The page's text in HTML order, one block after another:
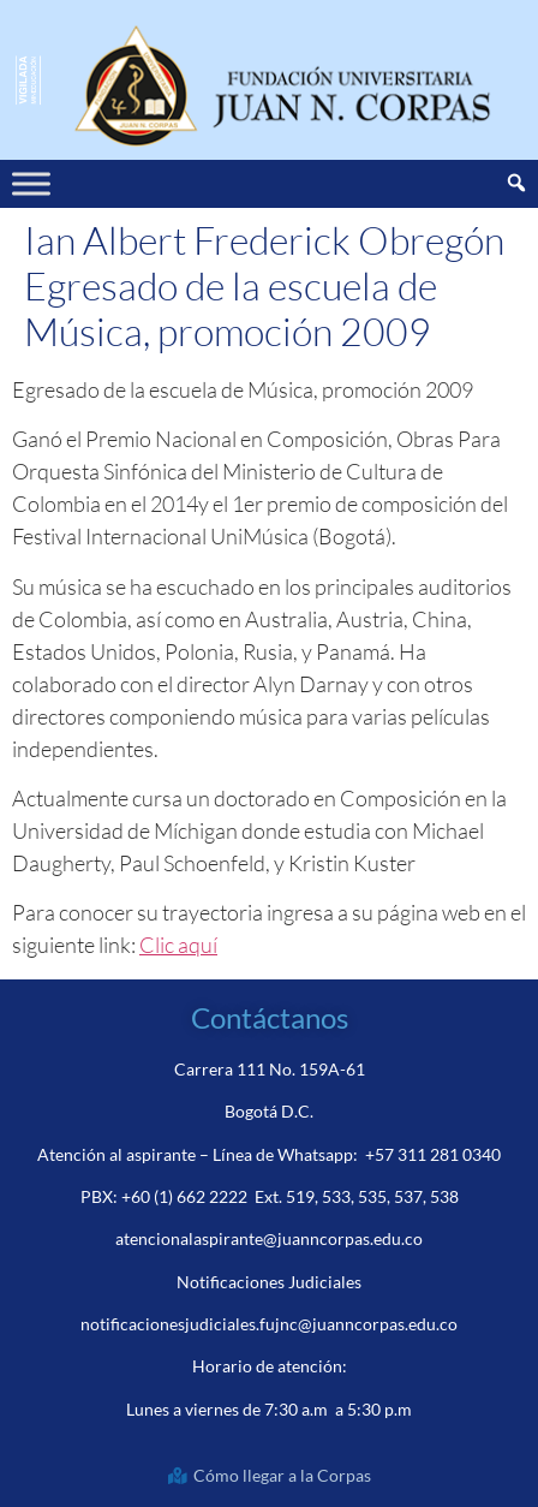
Ian Albert Frederick Obregón
Egresado de la escuela de
Música, promoción 2009
Egresado de la escuela de Música, promoción 2009
Ganó el Premio Nacional en Composición, Obras Para
Orquesta Sinfónica del Ministerio de Cultura de
Colombia en el 2014y el 1er premio de composición del
Festival Internacional UniMúsica (Bogotá).
Su música se ha escuchado en los principales auditorios
de Colombia, así como en Australia, Austria, China,
Estados Unidos, Polonia, Rusia, y Panamá. Ha
colaborado con el director Alyn Darnay y con otros
directores componiendo música para varias películas
independientes.
Actualmente cursa un doctorado en Composición en la
Universidad de Míchigan donde estudia con Michael
Daugherty, Paul Schoenfeld, y Kristin Kuster
Para conocer su trayectoria ingresa a su página web en el
siguiente link: Clic aquí
Contáctanos
Carrera 111 No. 159A-61
Bogotá D.C.
Atención al aspirante – Línea de Whatsapp: +57 311 281 0340
PBX: +60 (1) 662 2222Ext. 519, 533, 535, 537, 538
atencionalaspirante@juanncorpas.edu.co
Notificaciones Judiciales
notificacionesjudiciales.fujnc@juanncorpas.edu.co
Horario de atención:
Lunes a viernes de 7:30 a.m a 5:30 p.m
Cómo llegar a la Corpas